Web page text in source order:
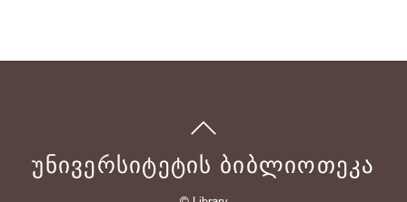
ᲣᲜᲘᲕᲔᲠᲡᲘᲢᲔᲢᲘᲡ ᲑᲘᲑᲚᲘᲝᲗᲔᲙᲐ